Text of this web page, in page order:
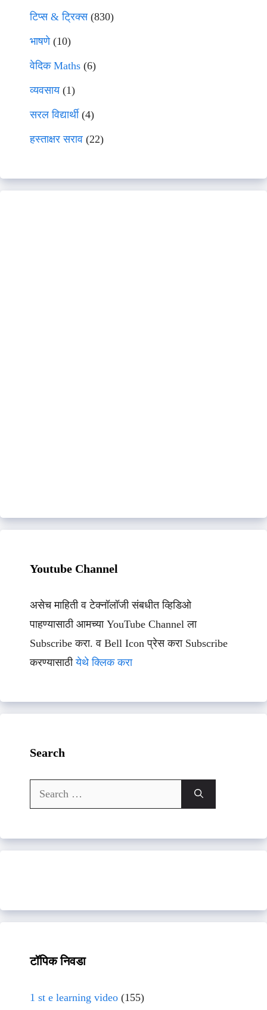
टिप्स & ट्रिक्स(830)
भाषणे(10)
वेदिक Maths (6)
व्यवसाय(1)
सरल विद्यार्थी(4)
हस्ताक्षर सराव (22)
Youtube Channel
असेच माहिती व टेक्नॉलॉजी संबधीत व्हिडिओ
पाहण्यासाठी आमच्या YouTube Channel ला
Subscribe करा. व Bell Icon प्रेस करा Subscribe
करण्यासाठीयेथे क्लिक करा
Search
Search
for:
टॉपिक निवडा
1 st e learning video (155)